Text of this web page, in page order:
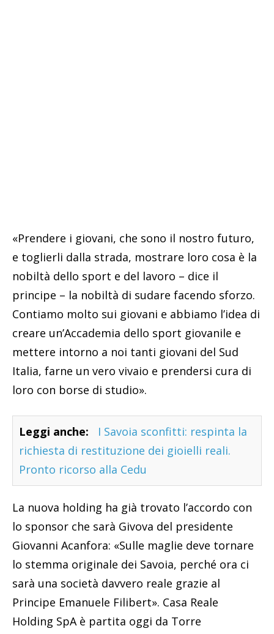
«Prendere i giovani, che sono il nostro futuro,
e toglierli dalla strada, mostrare loro cosa è la
nobiltà dello sport e del lavoro – dice il
principe – la nobiltà di sudare facendo sforzo.
Contiamo molto sui giovani e abbiamo l’idea di
creare un’Accademia dello sport giovanile e
mettere intorno a noi tanti giovani del Sud
Italia, farne un vero vivaio e prendersi cura di
loro con borse di studio».
Leggi anche:
I Savoia sconfitti: respinta la
richiesta di restituzione dei gioielli reali.
Pronto ricorso alla Cedu
La nuova holding ha già trovato l’accordo con
lo sponsor che sarà Givova del presidente
Giovanni Acanfora: «Sulle maglie deve tornare
lo stemma originale dei Savoia, perché ora ci
sarà una società davvero reale grazie al
Principe Emanuele Filibert». Casa Reale
Holding SpA è partita oggi da Torre